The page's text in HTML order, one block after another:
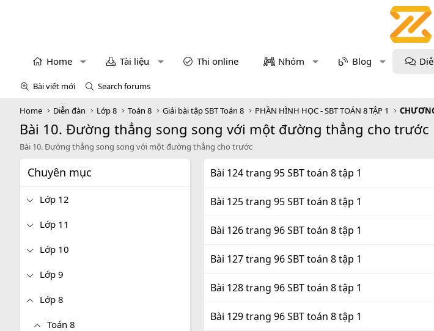
Home Tài liệu Thi online Nhóm Blog
Bài viết mới Search forums
Home Diễn đàn Lớp 8 Toán 8 Giải bài tập SBT Toán 8 PHẦN HÌNH HỌC - SBT TOÁN 8 TẬP 1
Bài 10. Đường thẳng song song với một đường thẳng cho trước
Bài 10. Đường thẳng song song với một đường thẳng cho trước
Chuyên mục
Lớp 12
Lớp 11
Lớp 10
Lớp 9
Lớp 8
Toán 8
Bài 124 trang 95 SBT toán 8 tập 1
Bài 125 trang 95 SBT toán 8 tập 1
Bài 126 trang 96 SBT toán 8 tập 1
Bài 127 trang 96 SBT toán 8 tập 1
Bài 128 trang 96 SBT toán 8 tập 1
Bài 129 trang 96 SBT toán 8 tập 1